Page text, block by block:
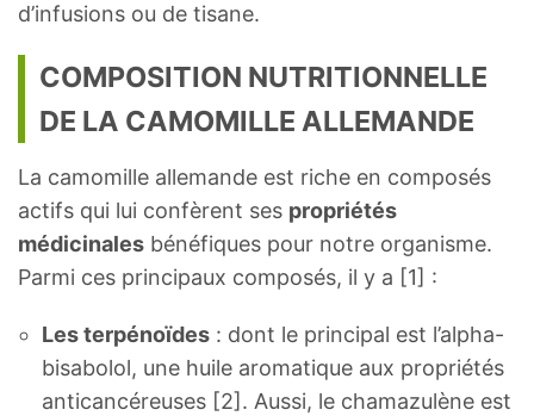
d’infusions ou de tisane.
COMPOSITION NUTRITIONNELLE
DE LA CAMOMILLE ALLEMANDE
La camomille allemande est riche en composés
actifs qui lui confèrent ses propriétés
médicinales bénéfiques pour notre organisme.
Parmi ces principaux composés, il y a [1] :
Les terpénoïdes : dont le principal est l’alpha-
bisabolol, une huile aromatique aux propriétés
anticancéreuses [2]. Aussi, le chamazulène est